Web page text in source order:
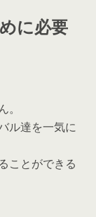
に必要
ル達を一気に
ことができる